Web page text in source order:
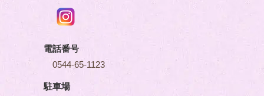
電話番号
0544-65-1123
駐車場